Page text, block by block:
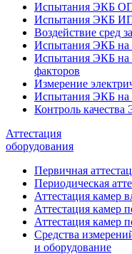
Испытания ЭКБ
Испытания ЭКБ
Воздействие сред
Испытания ЭКБ на
Испытания ЭКБ на
факторов
Измерение
Испытания ЭКБ на
Контроль качества
Аттестация
оборудования
Первичная
Периодическая
Аттестация камер
Аттестация камер
Аттестация камер
Средства
и оборудование